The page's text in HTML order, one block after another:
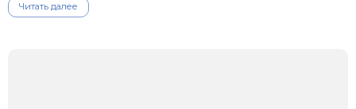
Читать далее